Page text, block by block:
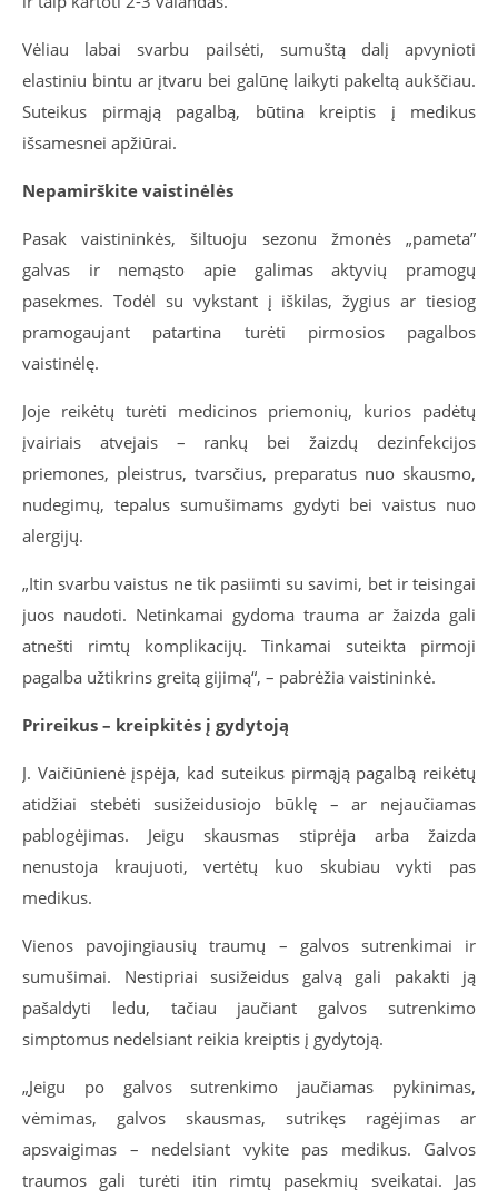
Vėliau labai svarbu pailsėti, sumuštą dalį apvynioti
elastiniu bintu ar įtvaru bei galūnę laikyti pakeltą aukščiau.
Suteikus pirmąją pagalbą, būtina kreiptis į medikus
išsamesnei apžiūrai.
Nepamirškite vaistinėlės
Pasak vaistininkės, šiltuoju sezonu žmonės „pameta”
galvas ir nemąsto apie galimas aktyvių pramogų
pasekmes. Todėl su vykstant į iškilas, žygius ar tiesiog
pramogaujant patartina turėti pirmosios pagalbos
vaistinėlę.
Joje reikėtų turėti medicinos priemonių, kurios padėtų
įvairiais atvejais – rankų bei žaizdų dezinfekcijos
priemones, pleistrus, tvarsčius, preparatus nuo skausmo,
nudegimų, tepalus sumušimams gydyti bei vaistus nuo
alergijų.
„Itin svarbu vaistus ne tik pasiimti su savimi, bet ir teisingai
juos naudoti. Netinkamai gydoma trauma ar žaizda gali
atnešti rimtų komplikacijų. Tinkamai suteikta pirmoji
pagalba užtikrins greitą gijimą“, – pabrėžia vaistininkė.
Prireikus – kreipkitės į gydytoją
J. Vaičiūnienė įspėja, kad suteikus pirmąją pagalbą reikėtų
atidžiai stebėti susižeidusiojo būklę – ar nejaučiamas
pablogėjimas. Jeigu skausmas stiprėja arba žaizda
nenustoja kraujuoti, vertėtų kuo skubiau vykti pas
medikus.
Vienos pavojingiausių traumų – galvos sutrenkimai ir
sumušimai. Nestipriai susižeidus galvą gali pakakti ją
pašaldyti ledu, tačiau jaučiant galvos sutrenkimo
simptomus nedelsiant reikia kreiptis į gydytoją.
„Jeigu po galvos sutrenkimo jaučiamas pykinimas,
vėmimas, galvos skausmas, sutrikęs ragėjimas ar
apsvaigimas – nedelsiant vykite pas medikus. Galvos
traumos gali turėti itin rimtų pasekmių sveikatai. Jas